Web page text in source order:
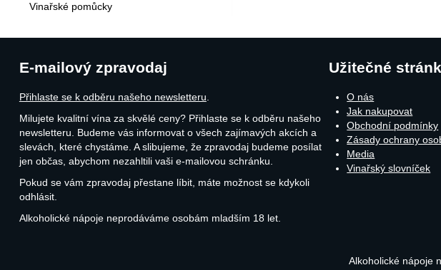
Vinařské pomůcky
E-mailový zpravodaj
Přihlaste se k odběru našeho newsletteru
Milujete kvalitní vína za skvělé ceny? Přihlaste se k odběru našeho
newsletteru. Budeme vás informovat o všech zajímavých akcích a
slevách, které chystáme. A slibujeme, že zpravodaj budeme posílat
jen občas, abychom nezahltili vaši e-mailovou schránku.
Pokud se vám zpravodaj přestane líbit, máte možnost se kdykoli
odhlásit.
Alkoholické nápoje neprodáváme osobám mladším 18 let.
Užitečné
O nás
Jak nakupovat
Obchodní podmínky
Zásady ochrany
Media
Vinařský slovníček
Alkoholické nápoje